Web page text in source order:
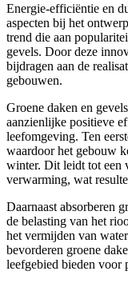
Energie-efficiëntie en
aspecten bij het
trend die aan
gevels. Door deze
bijdragen aan de
gebouwen.
Groene daken en
aanzienlijke positieve
leefomgeving. Ten
waardoor het gebouw
winter. Dit leidt tot een
verwarming, wat
Daarnaast absorberen
de belasting van het
het vermijden van
bevorderen groene
leefgebied bieden voor